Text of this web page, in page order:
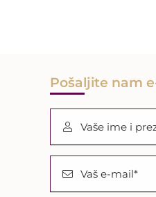
Pošaljite nam
Vaše ime i
Vaš e-mail*